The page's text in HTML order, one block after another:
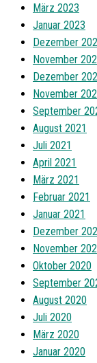
März 2023
Januar 2023
Dezember
November
Dezember
November
September
August 2021
Juli 2021
April 2021
März 2021
Februar 2021
Januar 2021
Dezember
November
Oktober 2020
September
August 2020
Juli 2020
März 2020
Januar 2020